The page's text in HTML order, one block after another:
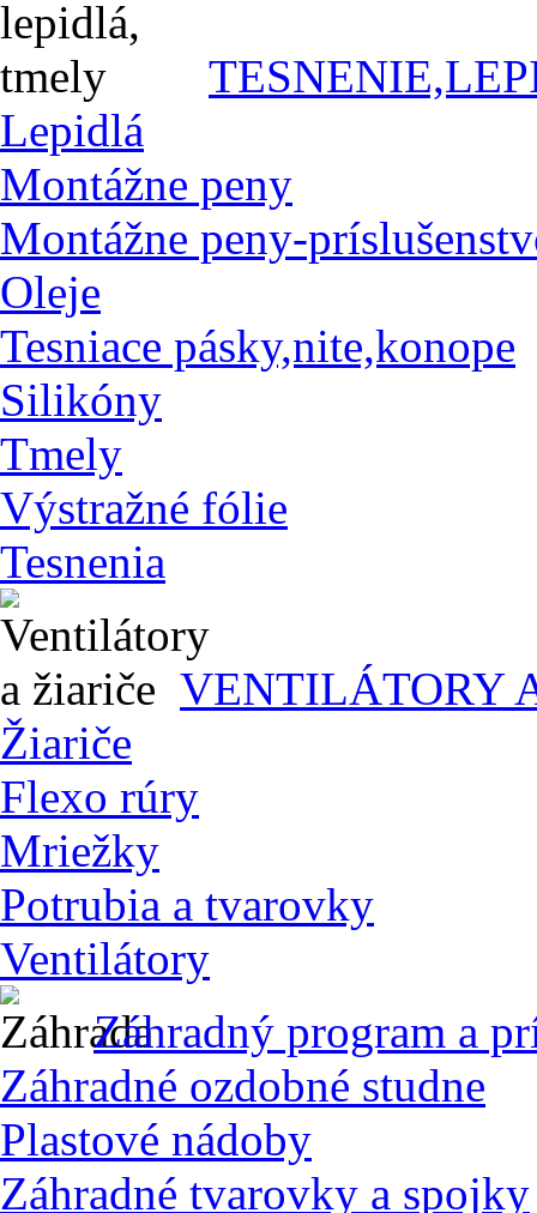
Lepidlá
Montážne peny
Montážne peny-
Oleje
Tesniace pásky,nite,konope
Silikóny
Tmely
Výstražné fólie
Tesnenia
VENTILÁTORY
Žiariče
Flexo rúry
Mriežky
Potrubia a tvarovky
Ventilátory
Záhradný program a
Záhradné ozdobné studne
Plastové nádoby
Záhradné tvarovky a spojky